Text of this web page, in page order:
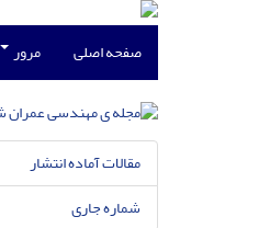
صفحه اصلی مرور
مقالات آماده انتشار
شماره جاری